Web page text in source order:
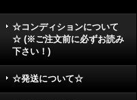
☆コンディションについて
☆ (※ご注文前に必ずお読み
下さい！)
☆発送について☆